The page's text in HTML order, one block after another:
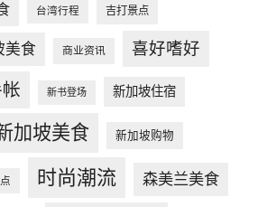
台湾行程 吉打景点
美食 商业资讯 喜好嗜好
新书登场 新加坡住宿
加坡美食 新加坡购物
时尚潮流 森美兰美食